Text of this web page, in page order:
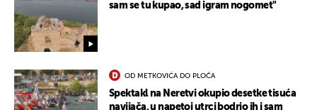
sam se tu kupao, sad igram nogomet"
OD METKOVIĆA DO PLOČA
Spektakl na Neretvi okupio desetke tisuća
navijača, u napetoj utrci bodrio ih i sam